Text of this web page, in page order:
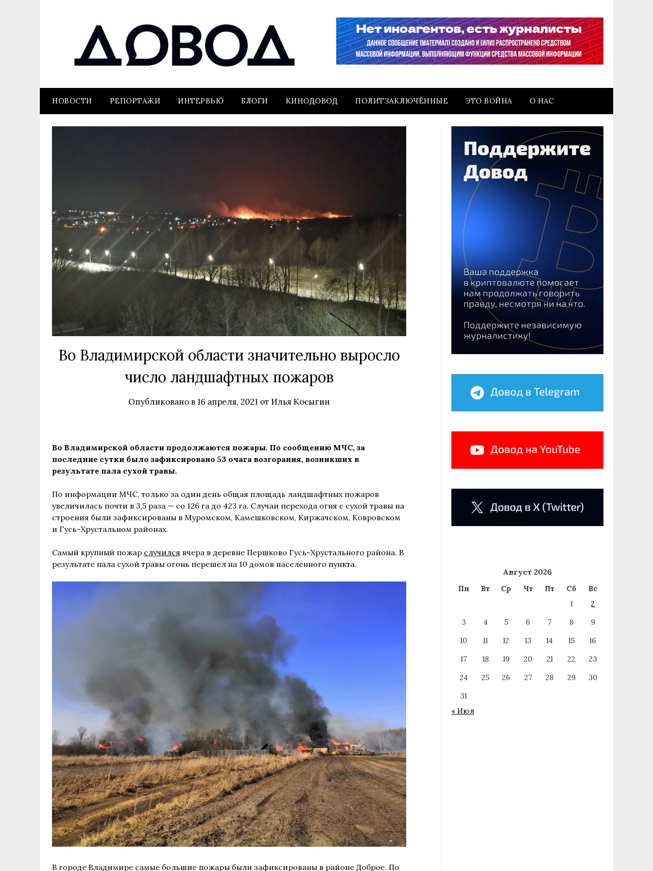
НОВОСТИ РЕПОРТАЖИ ИНТЕРВЬЮ БЛОГИ КИНОДОВОД ПОЛИТЗАКЛЮЧЁННЫЕ ЭТО ВОЙНА О НАС
Во Владимирской области значительно выросло
число ландшафтных пожаров
Опубликовано в16 апреля, 2021от Илья Косыгин
Во Владимирской области продолжаются пожары. По сообщению МЧС, за
последние сутки было зафиксировано 53 очага возгорания, возникших в
результате пала сухой травы.
По информации МЧС, только за один день общая площадь ландшафтных пожаров
увеличилась почти в 3,5 раза — со 126 га до 423 га. Случаи перехода огня с сухой травы на
строения были зафиксированы в Муромском, Камешковском, Киржачском, Ковровском
и Гусь-Хрустальном районах.
Самый крупный пожар случился вчера в деревне Першково Гусь-Хрустального района. В
результате пала сухой травы огонь перешел на 10 домов населенного пункта.
В городе Владимире самые большие пожары были зафиксированы в районе Доброе. По
Август 2026
Пн Вт Ср Чт Пт Сб
Вс
1
2
3
4 5 6 7 8
9
10
11 12 13 14 15
16
17
18 19 20 21 22
23
24
25 26 27 28 29
30
31
« Июл